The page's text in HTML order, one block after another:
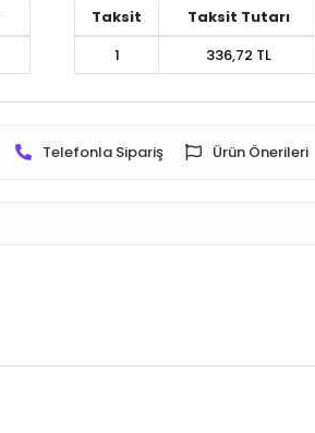
Taksit Taksit Tutarı
1
336,72 TL
Telefonla Sipariş Ürün Önerileri